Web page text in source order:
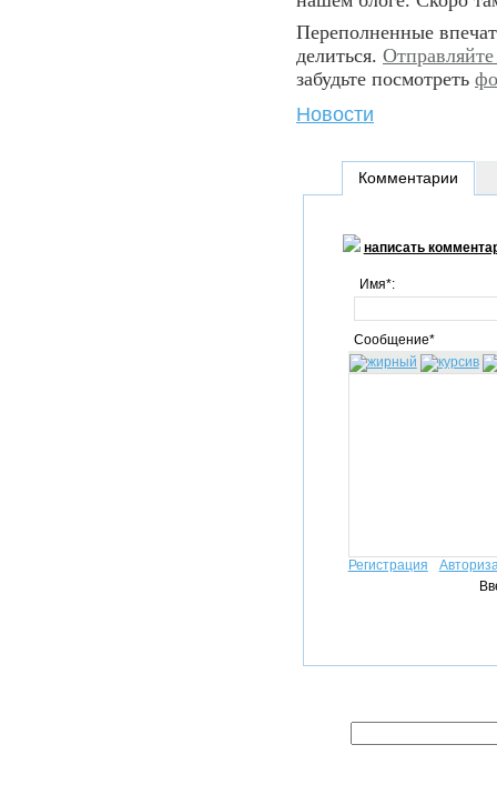
Переполненные
делиться.
забудьте посмотреть
Новости
Комментарии
написать
Имя*:
Сообщение*
Регистрация